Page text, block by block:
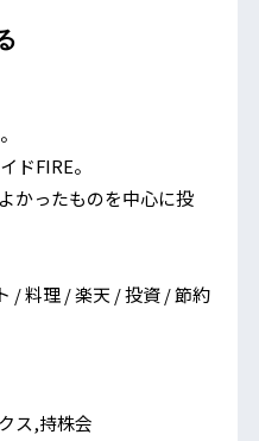
ドFIRE。
かったものを中心に投
/ 料理 / 楽天 / 投資 / 節約
ス,持株会